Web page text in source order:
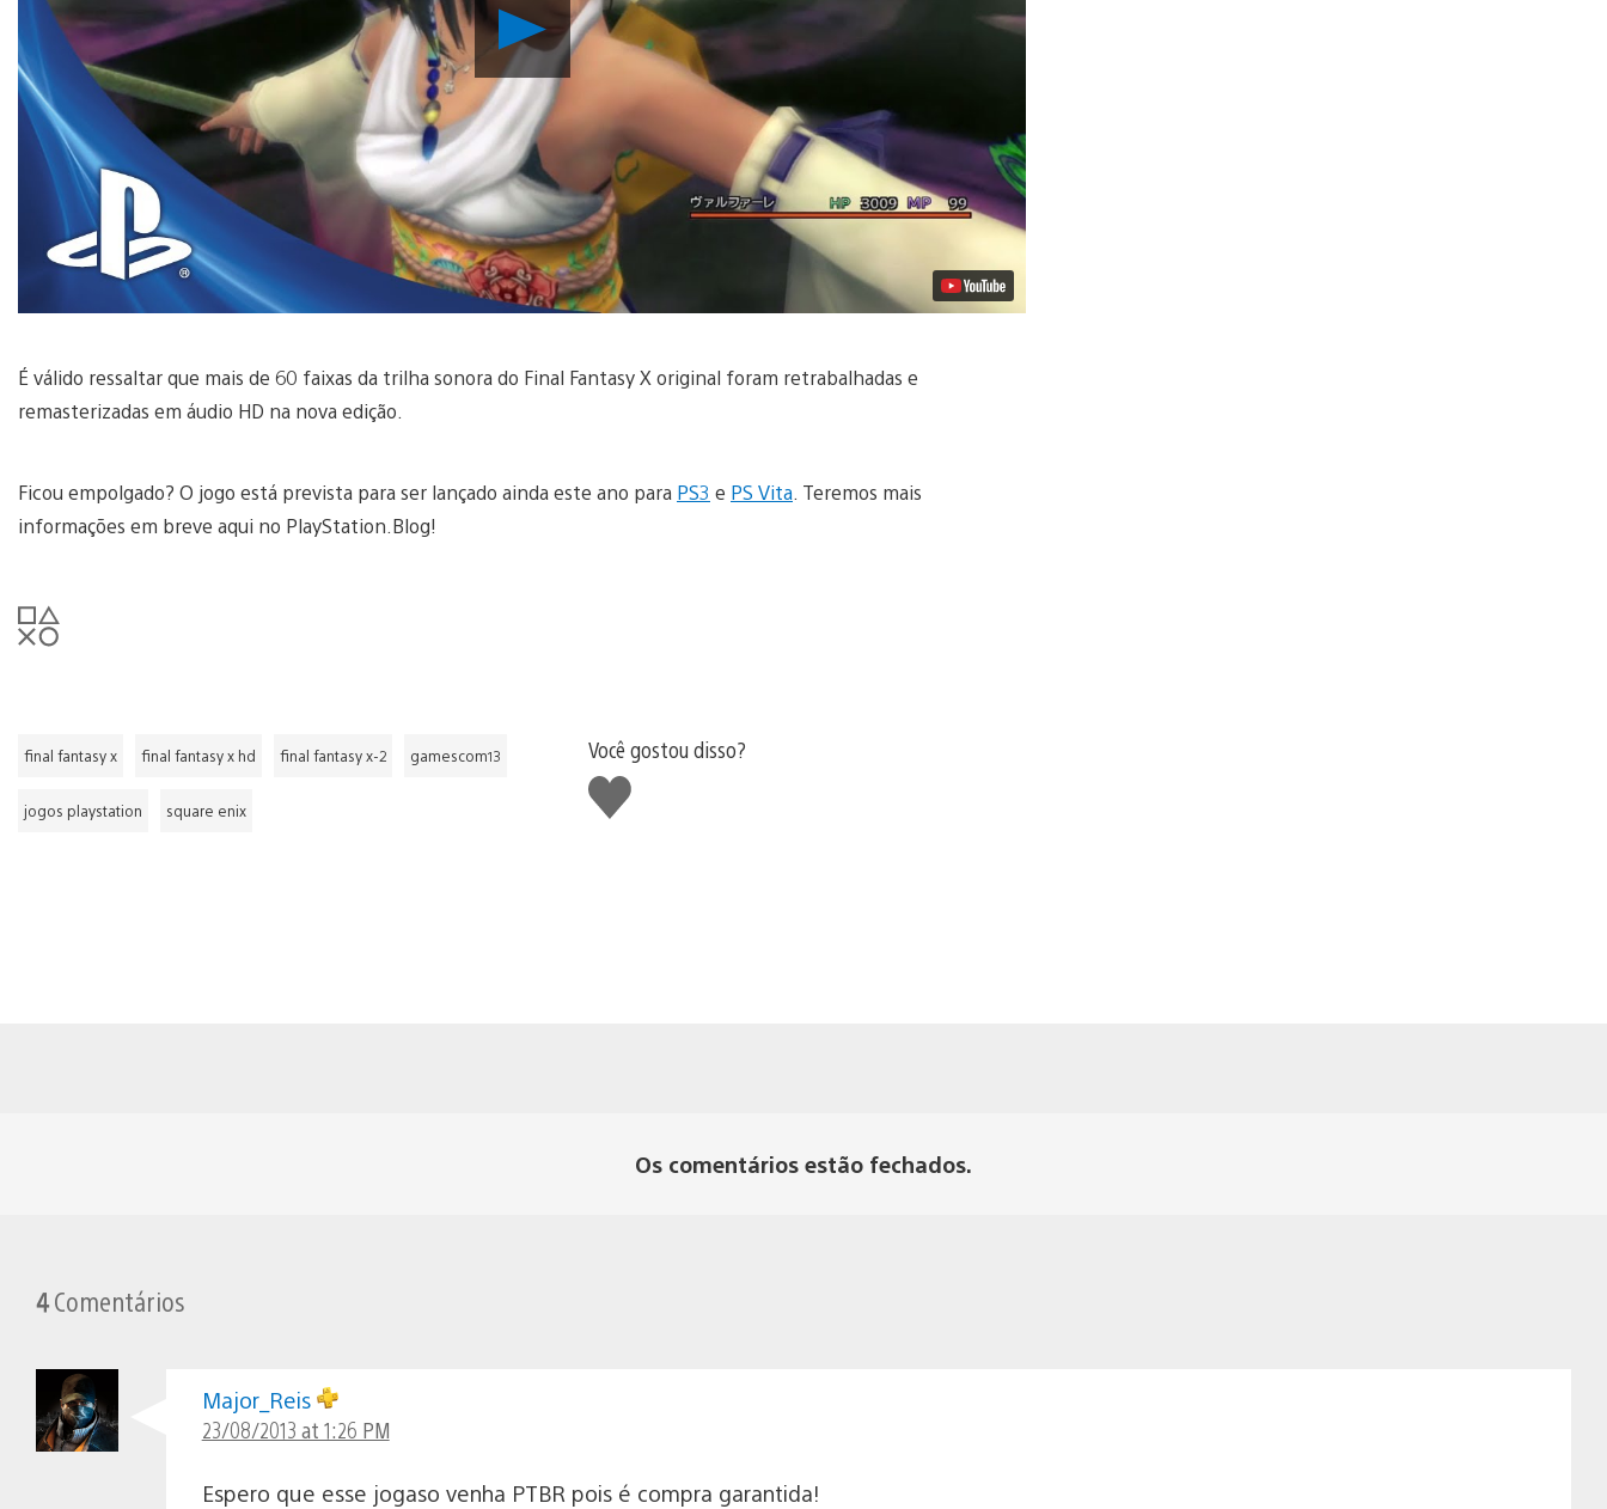
Reproduzir
Vídeo
É válido ressaltar que mais de 60 faixas da trilha sonora do Final Fantasy X original foram retrabalhadas e
remasterizadas em áudio HD na nova edição.
Ficou empolgado? O jogo está prevista para ser lançado ainda este ano para PS3 e PS Vita . Teremos mais
informações em breve aqui no PlayStation.Blog!
final fantasy x final fantasy x hd final fantasy x-2 gamescom13
jogos playstation square enix
Você gostou disso?
Curtir
Os comentários estão fechados.
4Comentários
Major_Reis
23/08/2013 at 1:26 PM
Espero que esse jogaso venha PTBR pois é compra garantida!